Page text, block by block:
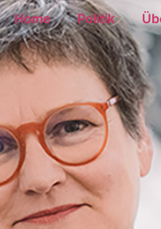
Home Politik